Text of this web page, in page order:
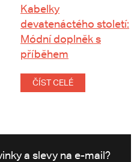
Kabelky
devatenáctého století:
Módní doplněk s
příběhem
ČÍST CELÉ
a slevy na e-mail?